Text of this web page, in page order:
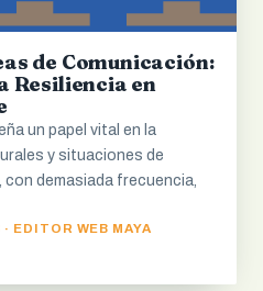
de Comunicación:
Resiliencia en
un papel vital en la
y situaciones de
demasiada frecuencia,
EDITOR WEB MAYA